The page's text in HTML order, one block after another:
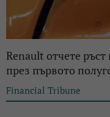
Renault отчете
през първото
Financial Tribune